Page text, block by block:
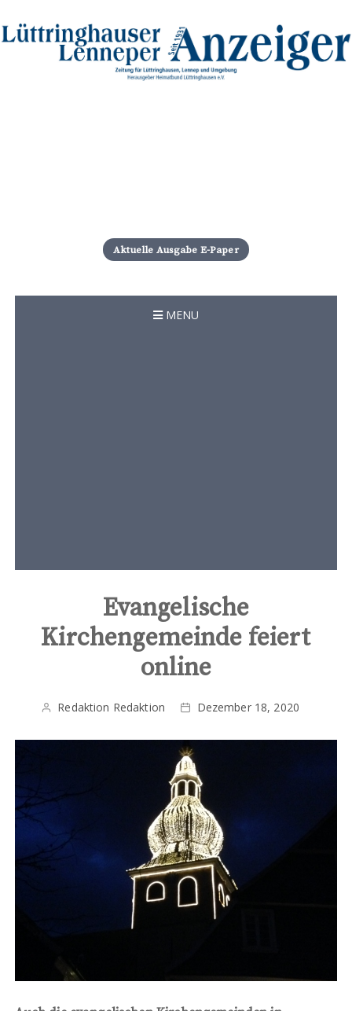
i
p
c
Aktuelle Ausgabe E-Paper
MENU
Evangelische
Kirchengemeinde feiert
online
Redaktion Redaktion Dezember 18, 2020